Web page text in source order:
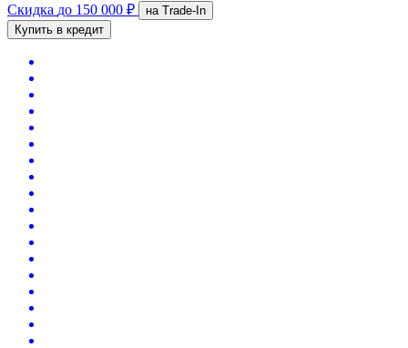
Скидка до 150 000 ₽
на Trade-In
Купить в кредит